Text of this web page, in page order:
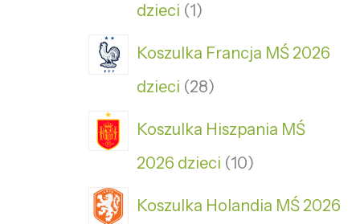
dzieci 1
Koszulka Francja MŚ 2026
dzieci 28
Koszulka Hiszpania MŚ
2026 dzieci 10
Koszulka Holandia MŚ 2026